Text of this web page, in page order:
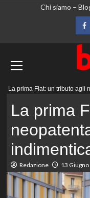
Chi siamo –
La prima Fiat: un tributo agli
La prima
Redazione 13